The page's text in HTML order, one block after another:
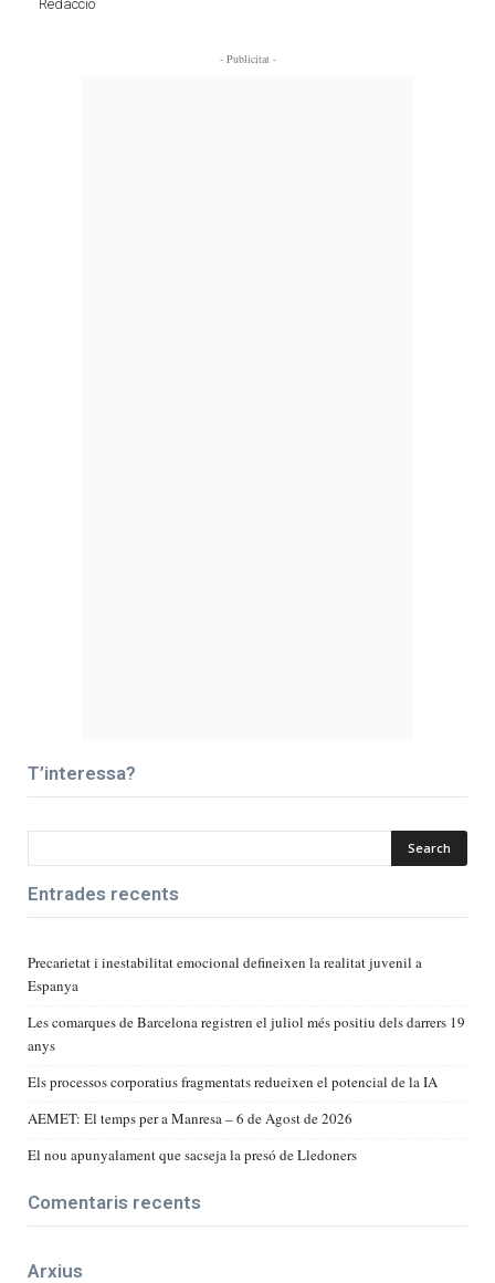
Redacció
- Publicitat -
T’interessa?
Entrades recents
Precarietat i inestabilitat emocional defineixen la realitat juvenil a
Espanya
Les comarques de Barcelona registren el juliol més positiu dels darrers 19
anys
Els processos corporatius fragmentats redueixen el potencial de la IA
AEMET: El temps per a Manresa – 6 de Agost de 2026
El nou apunyalament que sacseja la presó de Lledoners
Comentaris recents
Arxius